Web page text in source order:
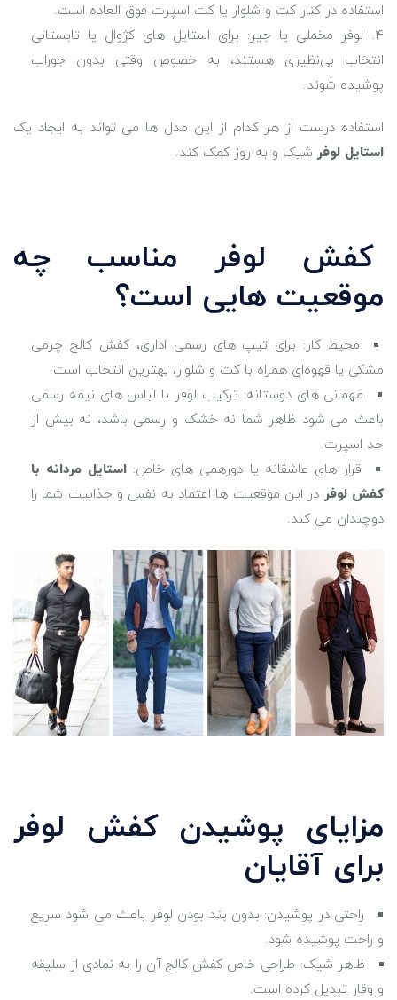
استفاده در کنار کت ‌و شلوار یا کت اسپرت فوق ‌العاده است.
لوفر مخملی یا جیر: برای استایل‌ های کژوال یا تابستانی
انتخاب بی‌نظیری هستند، به ‌خصوص وقتی بدون جوراب
پوشیده شوند.
استفاده درست از هر کدام از این مدل‌ ها می ‌تواند به ایجاد یک
استایل لوفر شیک و به ‌روز کمک کند.
کفش لوفر مناسب چه
موقعیت ‌هایی است؟
محیط کار: برای تیپ‌ های رسمی اداری، کفش کالج چرمی
مشکی یا قهوه‌ای همراه با کت و شلوار، بهترین انتخاب است.
مهمانی ‌های دوستانه: ترکیب لوفر با لباس ‌های نیمه ‌رسمی
باعث می ‌شود ظاهر شما نه خشک و رسمی باشد، نه بیش از
حد اسپرت.
قرار های عاشقانه یا دورهمی ‌های خاص: استایل مردانه با
کفش لوفر در این موقعیت‌ ها اعتماد به ‌نفس و جذابیت شما را
دوچندان می‌ کند.
مزایای پوشیدن کفش لوفر
برای آقایان
راحتی در پوشیدن: بدون بند بودن لوفر باعث می ‌شود سریع
و راحت پوشیده شود.
ظاهر شیک: طراحی خاص کفش کالج آن را به نمادی از سلیقه
و وقار تبدیل کرده است.